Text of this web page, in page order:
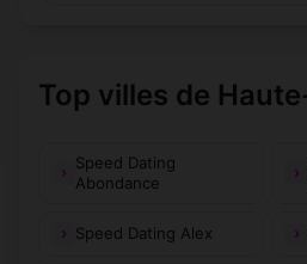
Top villes de
Speed Dating
Abondance
Speed Dating Alex